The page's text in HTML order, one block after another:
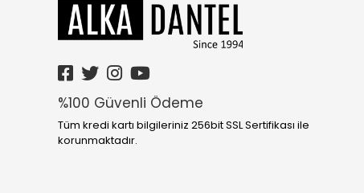
%100 Güvenli Ödeme
Tüm kredi kartı bilgileriniz 256bit SSL Sertifikası ile
korunmaktadır.